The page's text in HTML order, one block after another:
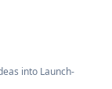
into Launch-